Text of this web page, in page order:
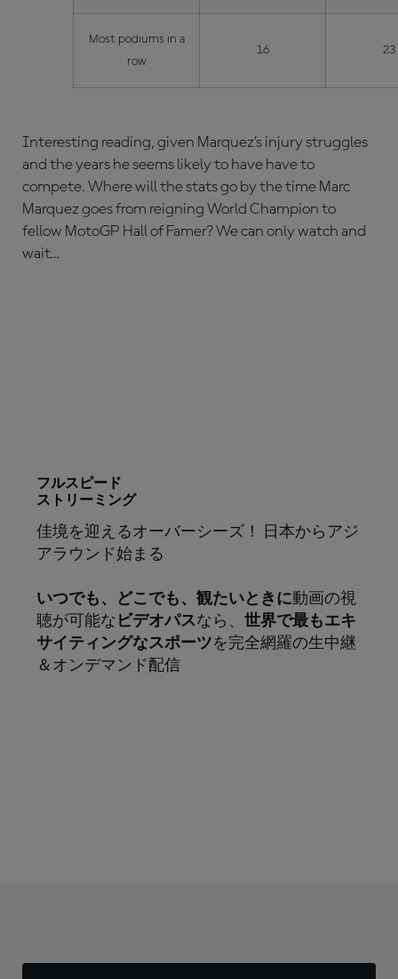
Most podiums in a
row
16 23
Interesting reading, given Marquez’s injury struggles
and the years he seems likely to have have to
compete. Where will the stats go by the time Marc
Marquez goes from reigning World Champion to
fellow MotoGP Hall of Famer? We can only watch and
wait…
フルスピード
ストリーミング
佳境を迎えるオーバーシーズ！ 日本からアジ
アラウンド始まる
いつでも、どこでも、観たいときに動画の視
聴が可能な ビデオパスなら、 世界で最もエキ
サイティングなスポーツを完全網羅の生中継
＆オンデマンド配信